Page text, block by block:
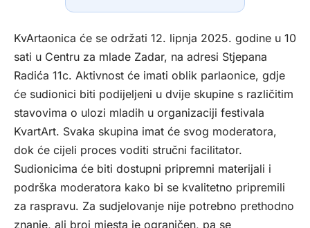
KvArtaonica će se održati 12. lipnja 2025. godine u 10
sati u Centru za mlade Zadar, na adresi Stjepana
Radića 11c. Aktivnost će imati oblik parlaonice, gdje
će sudionici biti podijeljeni u dvije skupine s različitim
stavovima o ulozi mladih u organizaciji festivala
KvartArt. Svaka skupina imat će svog moderatora,
dok će cijeli proces voditi stručni facilitator.
Sudionicima će biti dostupni pripremni materijali i
podrška moderatora kako bi se kvalitetno pripremili
za raspravu. Za sudjelovanje nije potrebno prethodno
znanje, ali broj mjesta je ograničen, pa se